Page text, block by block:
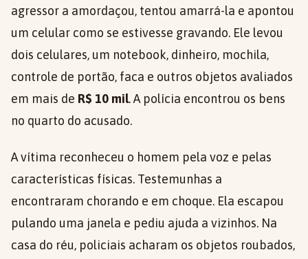
agressor a amordaçou, tentou amarrá-la e apontou
um celular como se estivesse gravando. Ele levou
dois celulares, um notebook, dinheiro, mochila,
controle de portão, faca e outros objetos avaliados
em mais de R$ 10 mil. A polícia encontrou os bens
no quarto do acusado.
A vítima reconheceu o homem pela voz e pelas
características físicas. Testemunhas a
encontraram chorando e em choque. Ela escapou
pulando uma janela e pediu ajuda a vizinhos. Na
casa do réu, policiais acharam os objetos roubados,